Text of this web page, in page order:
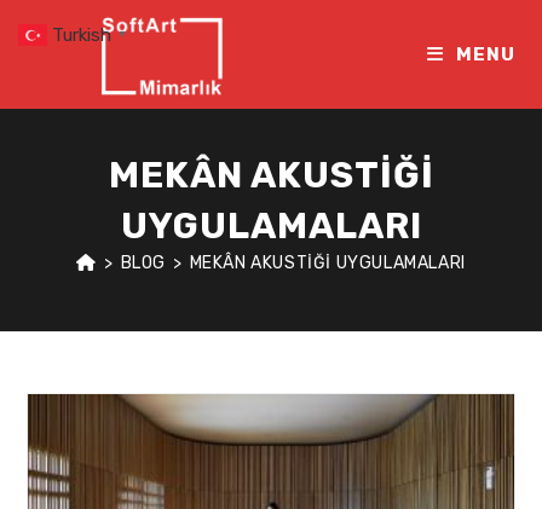
MENU
MEKÂN AKUSTIĞI
UYGULAMALARI
> BLOG > MEKÂN AKUSTIĞI UYGULAMALARI
Turkish ▼